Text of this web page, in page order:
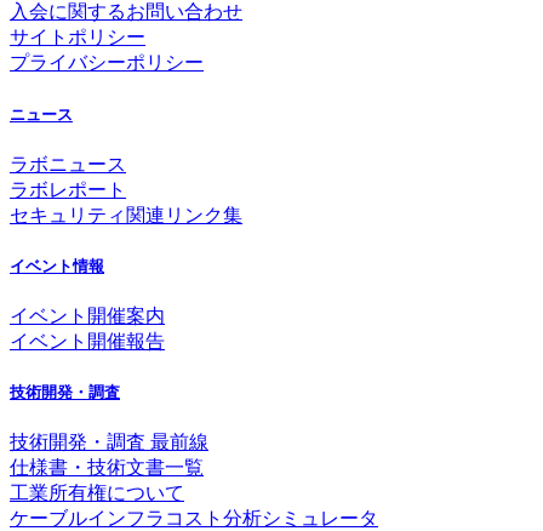
入会に関するお問い合わせ
サイトポリシー
プライバシーポリシー
ニュース
ラボニュース
ラボレポート
セキュリティ関連リンク集
イベント情報
イベント開催案内
イベント開催報告
技術開発・調査
技術開発・調査 最前線
仕様書・技術文書一覧
工業所有権について
ケーブルインフラコスト分析シミュレータ